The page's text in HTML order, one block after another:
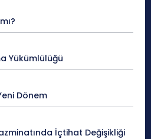
Yükümlülüğü
Dönem
İçtihat Değişikliği